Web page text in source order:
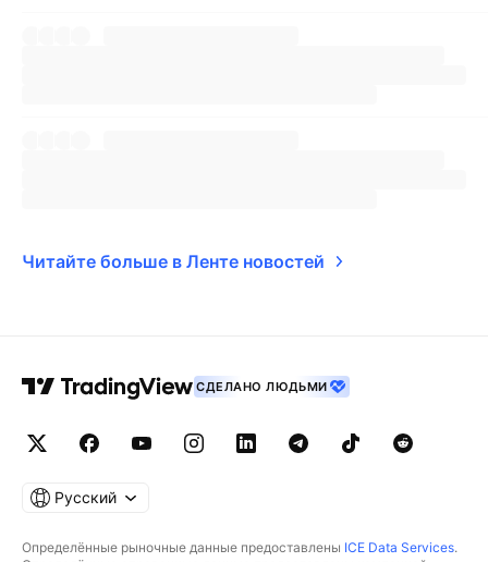
Читайте больше в Ленте новостей
СДЕЛАНО ЛЮДЬМИ
Русский
Определённые рыночные данные предоставлены ICE Data Services.